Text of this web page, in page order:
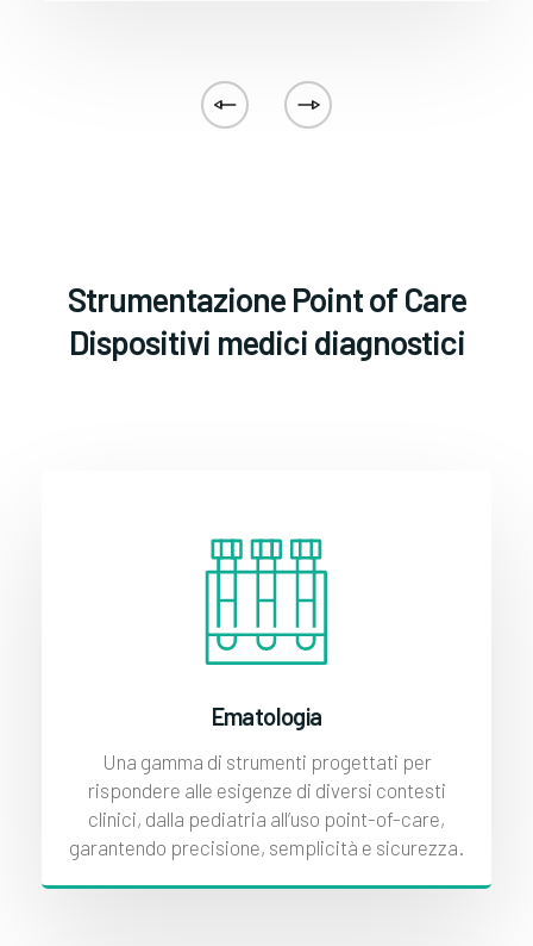
Strumentazione Point of Care
Dispositivi medici diagnostici
Ematologia
Una gamma di strumenti progettati per
rispondere alle esigenze di diversi contesti
clinici, dalla pediatria all’uso point-of-care,
garantendo precisione, semplicità e sicurezza.